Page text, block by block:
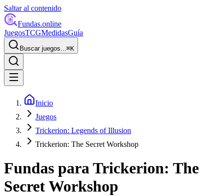
Saltar al contenido
Fundas.online
JuegosTCGMedidasGuía
Buscar juegos...⌘K
Inicio
Juegos
Trickerion: Legends of Illusion
Trickerion: The Secret Workshop
Fundas paraTrickerion: The
Secret Workshop